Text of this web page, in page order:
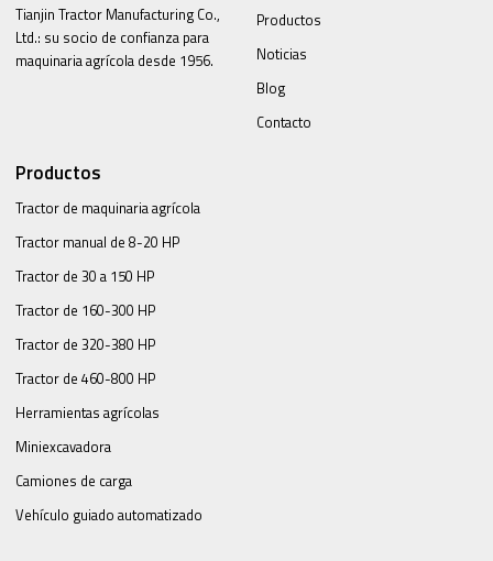
Tianjin Tractor Manufacturing Co.,
Ltd.: su socio de confianza para
maquinaria agrícola desde 1956.
Productos
Noticias
Blog
Contacto
Productos
Tractor de maquinaria agrícola
Tractor manual de 8-20 HP
Tractor de 30 a 150 HP
Tractor de 160-300 HP
Tractor de 320-380 HP
Tractor de 460-800 HP
Herramientas agrícolas
Miniexcavadora
Camiones de carga
Vehículo guiado automatizado